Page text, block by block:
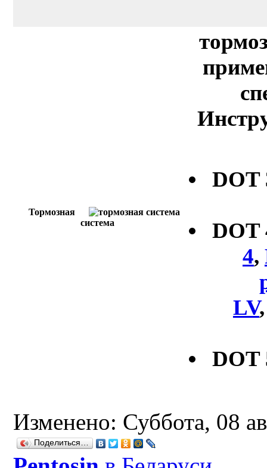
Тормозная
система
4,
LV
DOT
Изменено: Суббота, 08
Поделиться…